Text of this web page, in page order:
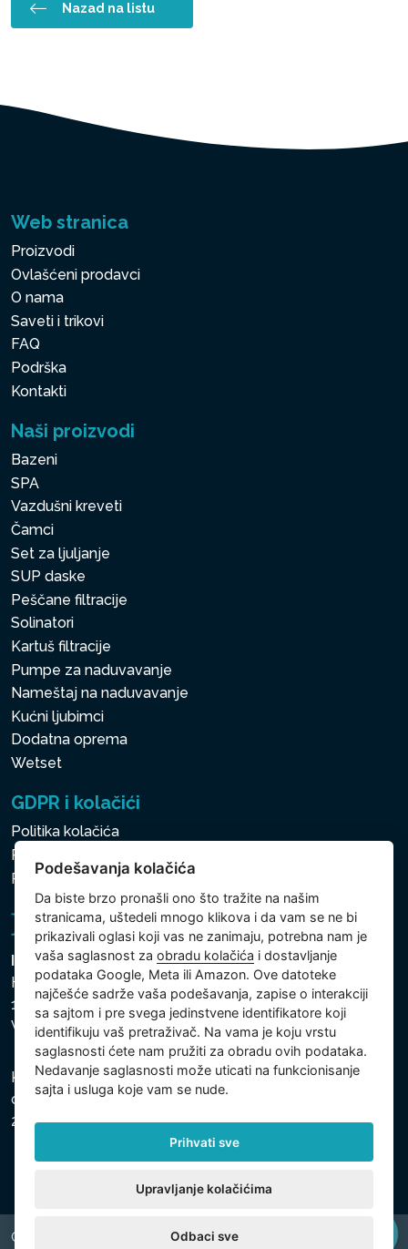
Nazad na listu
Web stranica
Proizvodi
Ovlašćeni prodavci
O nama
Saveti i trikovi
FAQ
Podrška
Kontakti
Naši proizvodi
Bazeni
SPA
Vazdušni kreveti
Čamci
Set za ljuljanje
SUP daske
Peščane filtracije
Solinatori
Kartuš filtracije
Pumpe za naduvavanje
Nameštaj na naduvavanje
Kućni ljubimci
Dodatna oprema
Wetset
GDPR i kolačići
Politika kolačića
Politika zaštite ličnih i drugih obrađivanih podataka
Politika kolačića
Intex Trading, s.r.o.
Hradecká 2526/3
130 00 Praha 3
Vinohrady - Česká republika
Kompanija je registrovana u Opštinskom sudu u Pragu,
odeljak C, uložak 74759, Identifikacioni broj kompanije:
26150808, Poreski identifikacioni broj: CZ26150808.
Copyright © 2026 INTEX TRADING s.r.o. All rights reserved.
Podešavanja kolačića
Da biste brzo pronašli ono što tražite na našim
stranicama, uštedeli mnogo klikova i da vam se ne bi
prikazivali oglasi koji vas ne zanimaju, potrebna nam je
vaša saglasnost zaobradu kolačića i dostavljanje
podataka Google, Meta ili Amazon. Ove datoteke
najčešće sadrže vaša podešavanja, zapise o interakciji
sa sajtom i pre svega jedinstvene identifikatore koji
identifikuju vaš pretraživač. Na vama je koju vrstu
saglasnosti ćete nam pružiti za obradu ovih podataka.
Nedavanje saglasnosti može uticati na funkcionisanje
sajta i usluga koje vam se nude.
Prihvati sve
Upravljanje kolačićima
Odbaci sve